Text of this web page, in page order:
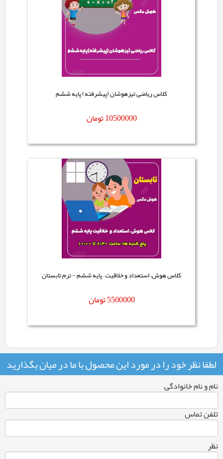
کلاس ریاضی تیزهوشان (پیشرفته) پایه ششم
10500000تومان
کلاس هوش، استعداد و خلاقیت – پایه ششم - ترم تابستان
5500000تومان
لطفا نظر خود را در مورد این محصول با ما در میان بگذارید
نام و نام خانوادگی
تلفن تماس
نظر